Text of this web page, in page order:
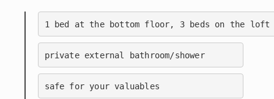
1 bed at the bottom floor, 3 beds on the
private external bathroom/shower
safe for your valuables